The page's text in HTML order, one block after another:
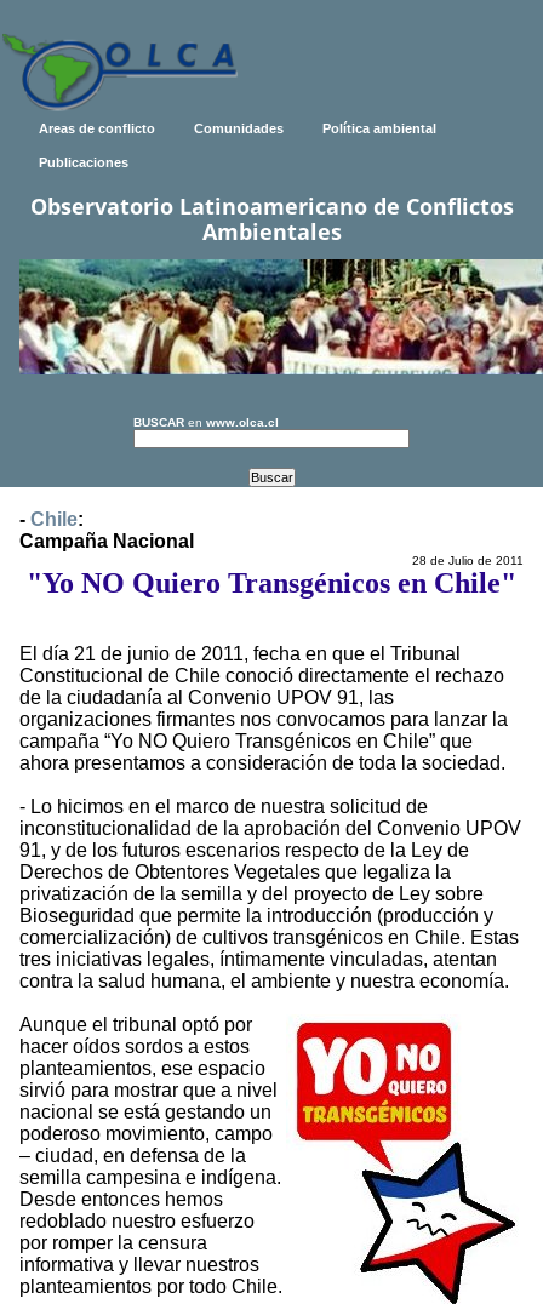
Areas de conflicto Comunidades Política ambiental
Publicaciones
Observatorio Latinoamericano de Conflictos
Ambientales
BUSCAR en www.olca.cl
- Chile:
Campaña Nacional
28 de Julio de 2011
"Yo NO Quiero Transgénicos en Chile"
El día 21 de junio de 2011, fecha en que el Tribunal
Constitucional de Chile conoció directamente el rechazo
de la ciudadanía al Convenio UPOV 91, las
organizaciones firmantes nos convocamos para lanzar la
campaña “Yo NO Quiero Transgénicos en Chile” que
ahora presentamos a consideración de toda la sociedad.
- Lo hicimos en el marco de nuestra solicitud de
inconstitucionalidad de la aprobación del Convenio UPOV
91, y de los futuros escenarios respecto de la Ley de
Derechos de Obtentores Vegetales que legaliza la
privatización de la semilla y del proyecto de Ley sobre
Bioseguridad que permite la introducción (producción y
comercialización) de cultivos transgénicos en Chile. Estas
tres iniciativas legales, íntimamente vinculadas, atentan
contra la salud humana, el ambiente y nuestra economía.
Aunque el tribunal optó por
hacer oídos sordos a estos
planteamientos, ese espacio
sirvió para mostrar que a nivel
nacional se está gestando un
poderoso movimiento, campo
– ciudad, en defensa de la
semilla campesina e indígena.
Desde entonces hemos
redoblado nuestro esfuerzo
por romper la censura
informativa y llevar nuestros
planteamientos por todo Chile.